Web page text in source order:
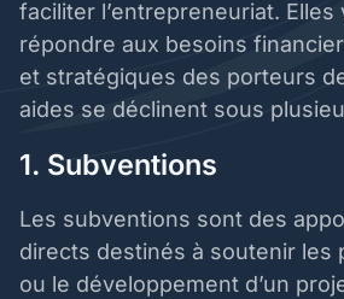
faciliter l’entrepreneuriat. Elles
répondre aux besoins
et stratégiques des porteurs
aides se déclinent sous
1. Subventions
Les subventions sont des
directs destinés à soutenir les
ou le développement d’un